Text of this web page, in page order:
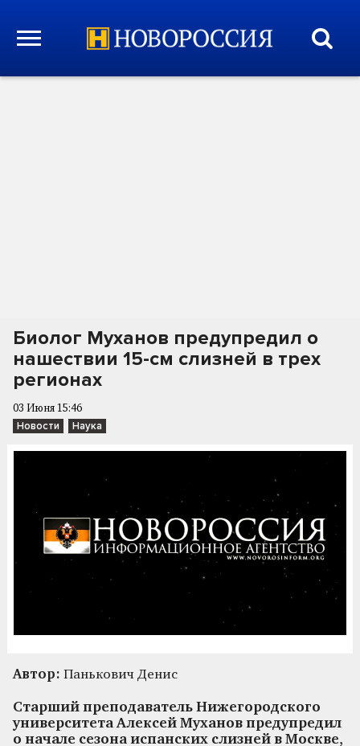
Биолог Муханов предупредил о
нашествии 15-см слизней в трех
регионах
03 Июня 15:46
Новости Наука
Автор: Панькович Денис
Старший преподаватель Нижегородского
университета Алексей Муханов предупредил
о начале сезона испанских слизней в Москве,